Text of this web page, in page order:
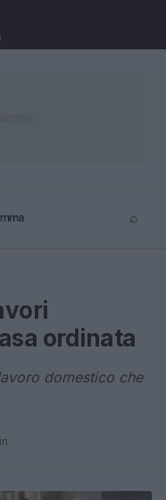
⌕
ordinata
domestico che